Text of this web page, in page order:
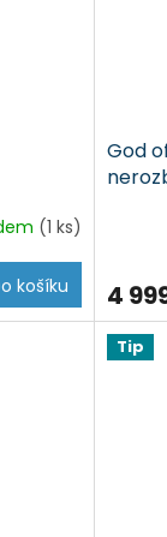
(1 ks)
košíku
God
4
Tip